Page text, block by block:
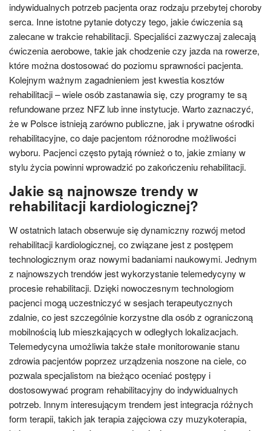
indywidualnych potrzeb pacjenta oraz rodzaju przebytej choroby
serca. Inne istotne pytanie dotyczy tego, jakie ćwiczenia są
zalecane w trakcie rehabilitacji. Specjaliści zazwyczaj zalecają
ćwiczenia aerobowe, takie jak chodzenie czy jazda na rowerze,
które można dostosować do poziomu sprawności pacjenta.
Kolejnym ważnym zagadnieniem jest kwestia kosztów
rehabilitacji – wiele osób zastanawia się, czy programy te są
refundowane przez NFZ lub inne instytucje. Warto zaznaczyć,
że w Polsce istnieją zarówno publiczne, jak i prywatne ośrodki
rehabilitacyjne, co daje pacjentom różnorodne możliwości
wyboru. Pacjenci często pytają również o to, jakie zmiany w
stylu życia powinni wprowadzić po zakończeniu rehabilitacji.
Jakie są najnowsze trendy w
rehabilitacji kardiologicznej?
W ostatnich latach obserwuje się dynamiczny rozwój metod
rehabilitacji kardiologicznej, co związane jest z postępem
technologicznym oraz nowymi badaniami naukowymi. Jednym
z najnowszych trendów jest wykorzystanie telemedycyny w
procesie rehabilitacji. Dzięki nowoczesnym technologiom
pacjenci mogą uczestniczyć w sesjach terapeutycznych
zdalnie, co jest szczególnie korzystne dla osób z ograniczoną
mobilnością lub mieszkających w odległych lokalizacjach.
Telemedycyna umożliwia także stałe monitorowanie stanu
zdrowia pacjentów poprzez urządzenia noszone na ciele, co
pozwala specjalistom na bieżąco oceniać postępy i
dostosowywać program rehabilitacyjny do indywidualnych
potrzeb. Innym interesującym trendem jest integracja różnych
form terapii, takich jak terapia zajęciowa czy muzykoterapia,